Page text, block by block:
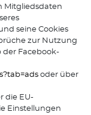
Mitgliedsdaten
seine Cookies
zur Nutzung
der Facebook-
oder über
die EU-
Einstellungen